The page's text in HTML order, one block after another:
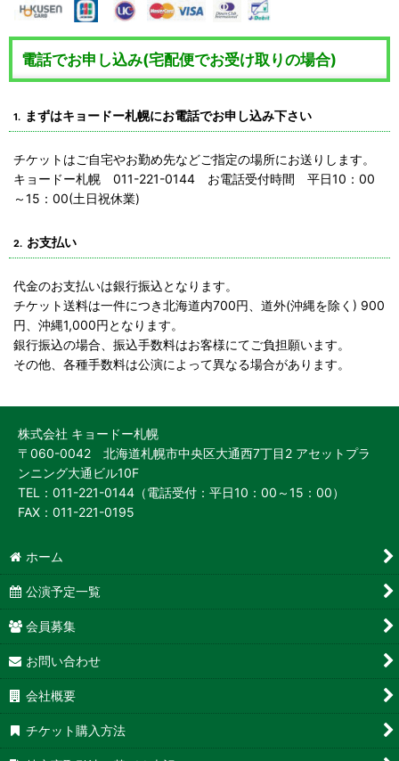
電話でお申し込み(宅配便でお受け取りの場合)
1. まずはキョードー札幌にお電話でお申し込み下さい
チケットはご自宅やお勤め先などご指定の場所にお送りします。
キョードー札幌 011-221-0144 お電話受付時間 平日10：00
～15：00(土日祝休業)
2. お支払い
代金のお支払いは銀行振込となります。
チケット送料は一件につき北海道内700円、道外(沖縄を除く) 900
円、沖縄1,000円となります。
銀行振込の場合、振込手数料はお客様にてご負担願います。
その他、 各種手数料は公演によって異なる場合があります。
株式会社 キョードー札幌
〒060-0042 北海道札幌市中央区大通西7丁目2 アセットプラ
ンニング大通ビル10F
TEL：011-221-0144（電話受付：平日10：00～15：00）
FAX：011-221-0195
ホーム
公演予定一覧
会員募集
お問い合わせ
会社概要
チケット購入方法